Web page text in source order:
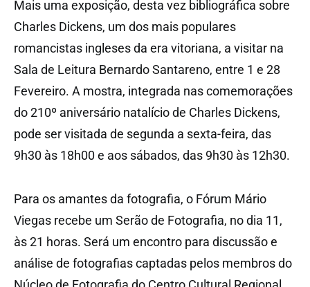
Mais uma exposição, desta vez bibliográfica sobre
Charles Dickens, um dos mais populares
romancistas ingleses da era vitoriana, a visitar na
Sala de Leitura Bernardo Santareno, entre 1 e 28
Fevereiro. A mostra, integrada nas comemorações
do 210º aniversário natalício de Charles Dickens,
pode ser visitada de segunda a sexta-feira, das
9h30 às 18h00 e aos sábados, das 9h30 às 12h30.
Para os amantes da fotografia, o Fórum Mário
Viegas recebe um Serão de Fotografia, no dia 11,
às 21 horas. Será um encontro para discussão e
análise de fotografias captadas pelos membros do